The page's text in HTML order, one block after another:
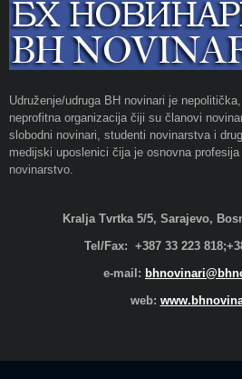
Udruženje/udruga BH novinari je nepolitička,
neprofitna organizacija čiji su članovi
slobodni novinari, studenti novinarstva i
medijski uposlenici čija je osnovna profesija
novinarstvo.
Kralja Tvrtka 5/5, Sarajevo,
Tel/Fax: +387 33 223
e-mail:
web: